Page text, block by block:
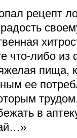
рецепт
что-либо
пища,
ее
в